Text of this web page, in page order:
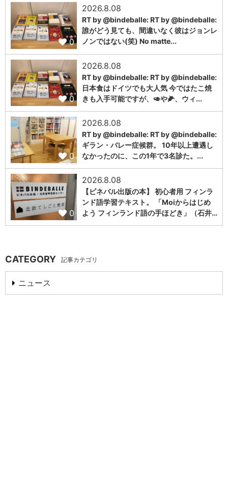
0
2026.8.08
RT by @bindeballe: RT by @bindeballe:
誰がどう見ても、間違いなく彼はジョンレ
ノンではない(笑) No matte...
0
2026.8.08
RT by @bindeballe: RT by @bindeballe:
日本食はドイツでも大人気 今ではたこ焼
きも入手可能ですが、🥑や🌽、ウィ...
0
2026.8.08
RT by @bindeballe: RT by @bindeballe:
ギラン・バレー症候群。 10年以上遭遇し
なかったのに、この1年で3名診た。...
0
2026.8.08
【ビネバル出版の本】 初心者用 フィンラ
ンド語学習テキスト。 「Moiからはじめ
よう フィンランド語の手ほどき」（石井…
CATEGORY 記事カテゴリ
ニュース